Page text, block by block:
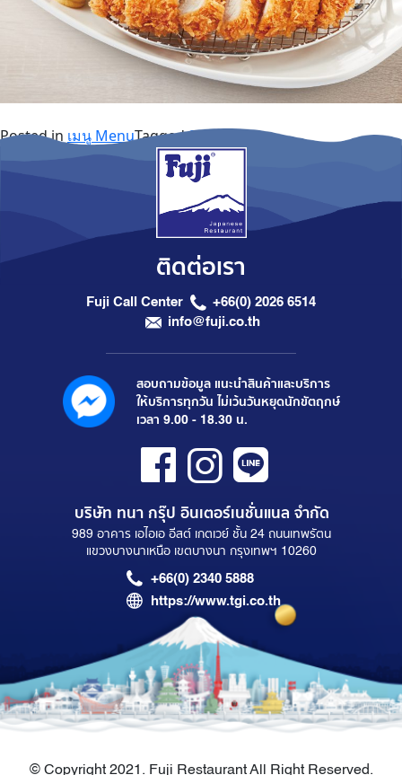
Posted in เมนู MenuTaggedSpecial Set
ติดต่อเรา
Fuji Call Center
+66(0) 2026 6514
info@fuji.co.th
สอบถามข้อมูล แนะนำสินค้าและบริการ
ให้บริการทุกวัน ไม่เว้นวันหยุดนักขัตฤกษ์
เวลา 9.00 - 18.30 น.
บริษัท ทนา กรุ๊ป อินเตอร์เนชั่นแนล จำกัด
989 อาคาร เอไอเอ อีสต์ เกตเวย์ ชั้น 24 ถนนเทพรัตน
แขวงบางนาเหนือ เขตบางนา กรุงเทพฯ 10260
+66(0) 2340 5888
https://www.tgi.co.th
© Copyright 2021. Fuji Restaurant All Right Reserved.